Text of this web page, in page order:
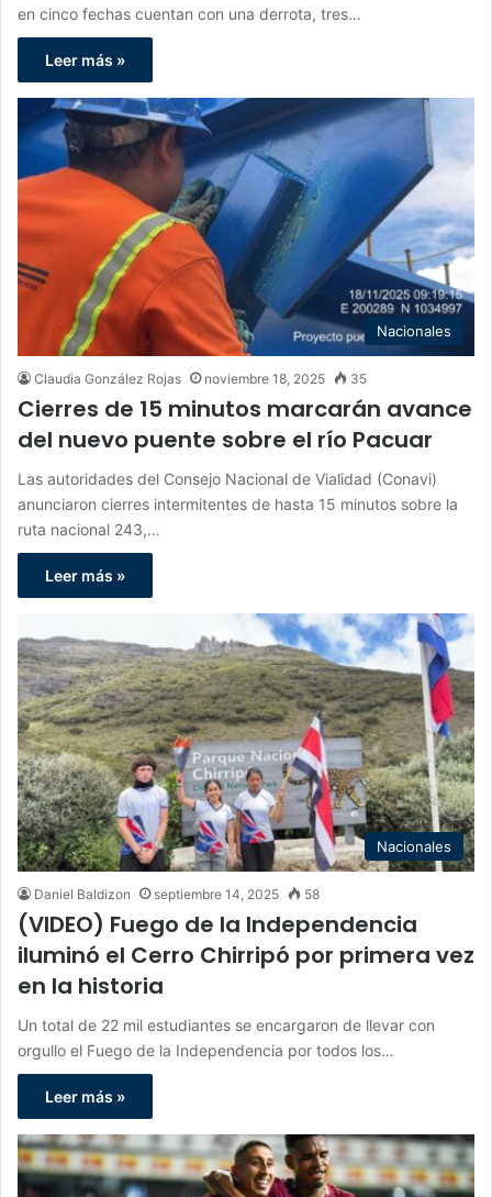
en cinco fechas cuentan con una derrota, tres…
Leer más »
Nacionales
Claudia González Rojas noviembre 18, 2025 35
Cierres de 15 minutos marcarán avance
del nuevo puente sobre el río Pacuar
Las autoridades del Consejo Nacional de Vialidad (Conavi)
anunciaron cierres intermitentes de hasta 15 minutos sobre la
ruta nacional 243,…
Leer más »
Nacionales
Daniel Baldizon septiembre 14, 2025 58
(VIDEO) Fuego de la Independencia
iluminó el Cerro Chirripó por primera vez
en la historia
Un total de 22 mil estudiantes se encargaron de llevar con
orgullo el Fuego de la Independencia por todos los…
Leer más »